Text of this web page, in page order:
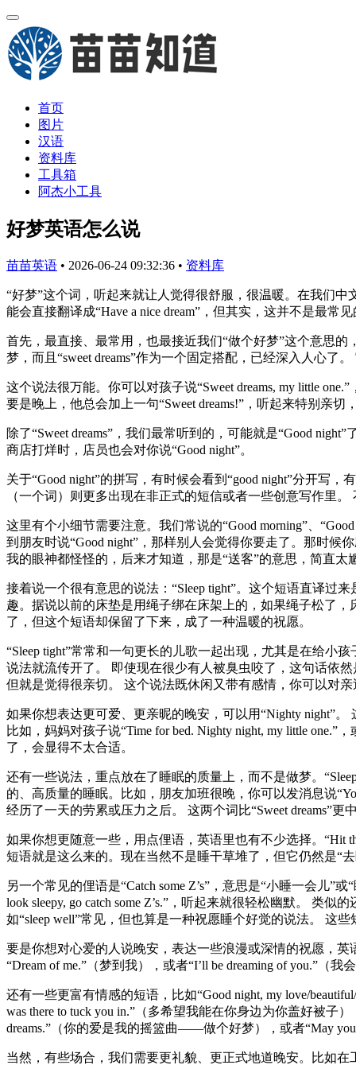
首页
图片
汉语
资料库
工具箱
阿杰小工具
好梦英语怎么说
苗苗英语 • 2026-06-24 09:32:36 • 资料库
“好梦”这个词，听起来就让人觉得很舒服，很温暖。在我们
能会直接翻译成“Have a nice dream”，但其实，这并不是最
首先，最直接、最常用，也最接近我们“做个好梦”这个意思的
梦，而且“sweet dreams”作为一个固定搭配，已经深入人心
这个说法很万能。你可以对孩子说“Sweet dreams, my little
要是晚上，他总会加上一句“Sweet dreams!”，听起来特别亲
除了“Sweet dreams”，我们最常听到的，可能就是“Good
商店打烊时，店员也会对你说“Good night”。
关于“Good night”的拼写，有时候会看到“good night”分开写
（一个词）则更多出现在非正式的短信或者一些创意写作里
这里有个小细节需要注意。我们常说的“Good morning”、
到朋友时说“Good night”，那样别人会觉得你要走了。那时候
我的眼神都怪怪的，后来才知道，那是“送客”的意思，简直太
接着说一个很有意思的说法：“Sleep tight”。这个短语直译过
趣。据说以前的床垫是用绳子绑在床架上的，如果绳子松了
了，但这个短语却保留了下来，成了一种温暖的祝愿。
“Sleep tight”常常和一句更长的儿歌一起出现，尤其是在给小
说法就流传开了。 即使现在很少有人被臭虫咬了，这句话依
但就是觉得很亲切。 这个说法既休闲又带有感情，你可以对
如果你想表达更可爱、更亲昵的晚安，可以用“Nighty night”
比如，妈妈对孩子说“Time for bed. Nighty night, my little
了，会显得不太合适。
还有一些说法，重点放在了睡眠的质量上，而不是做梦。
的、高质量的睡眠。比如，朋友加班很晚，你可以发消息说
经历了一天的劳累或压力之后。 这两个词比“Sweet dreams”
如果你想更随意一些，用点俚语，英语里也有不少选择。“Hit
短语就是这么来的。现在当然不是睡干草堆了，但它仍然是“去
另一个常见的俚语是“Catch some Z’s”，意思是“小睡一会儿”
look sleepy, go catch some Z’s.”，听起来就很轻松幽默。 类似
如“sleep well”常见，但也算是一种祝愿睡个好觉的说法。 这
要是你想对心爱的人说晚安，表达一些浪漫或深情的祝愿，英
“Dream of me.”（梦到我），或者“I’ll be dreaming of you.”（
还有一些更富有情感的短语，比如“Good night, my love/
was there to tuck you in.”（多希望我能在你身边为你盖好被子
dreams.”（你的爱是我的摇篮曲——做个好梦），或者“May
当然，有些场合，我们需要更礼貌、更正式地道晚安。比如在